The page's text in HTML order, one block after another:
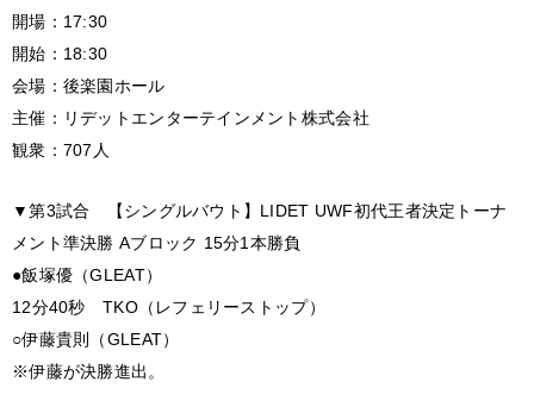
開場：17:30
開始：18:30
会場：後楽園ホール
主催：リデットエンターテインメント株式会社
観衆：707人
▼第3試合 【シングルバウト】LIDET UWF初代王者決定トーナ
メント準決勝 Aブロック 15分1本勝負
●飯塚優（GLEAT）
12分40秒 TKO（レフェリーストップ）
○伊藤貴則（GLEAT）
※伊藤が決勝進出。